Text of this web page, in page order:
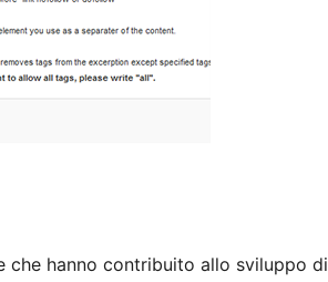
che hanno contribuito allo sviluppo di